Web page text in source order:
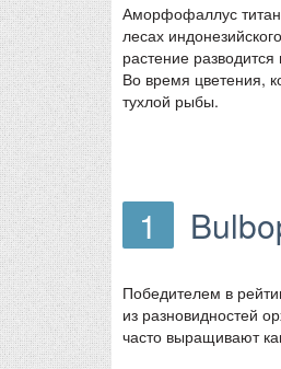
Аморфофаллус
лесах
растение
Во время цветения,
тухлой рыбы.
1
Победителем в
из разновидностей
часто выращивают